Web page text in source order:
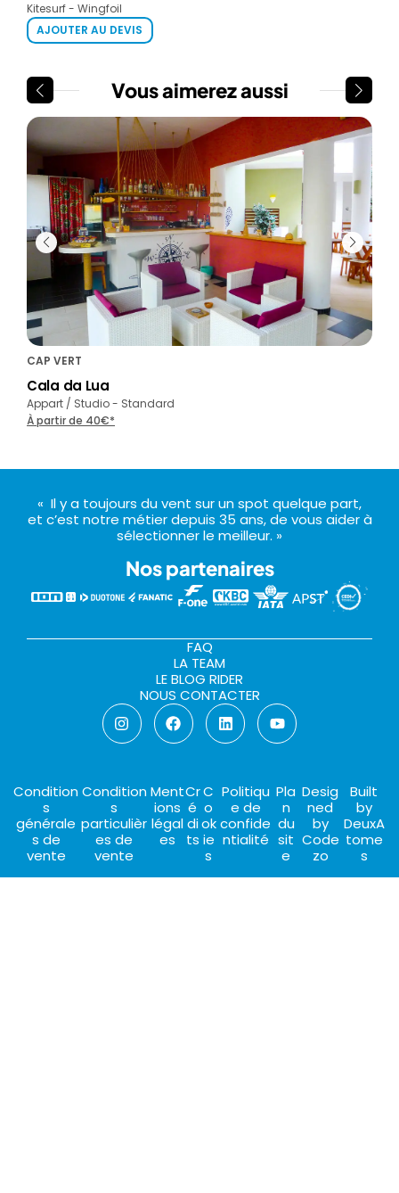
Kitesurf - Wingfoil
AJOUTER AU DEVIS
Vous aimerez aussi
CAP VERT
Cala da Lua
Appart / Studio - Standard
À partir de 40€*
« Il y a toujours du vent sur un spot quelque part,
et c’est notre métier depuis 35 ans, de vous aider à
sélectionner le meilleur. »
Nos partenaires
FAQ
LA TEAM
LE BLOG RIDER
NOUS CONTACTER
Condition
s
générale
s de
vente
Condition
s
particulièr
es de
vente
Ment
ions
légal
es
Cr
é
di
ts
C
o
ok
ie
s
Politiqu
e de
confide
ntialité
Pla
n
du
sit
e
Desig
ned
by
Code
zo
Built
by
DeuxA
tome
s